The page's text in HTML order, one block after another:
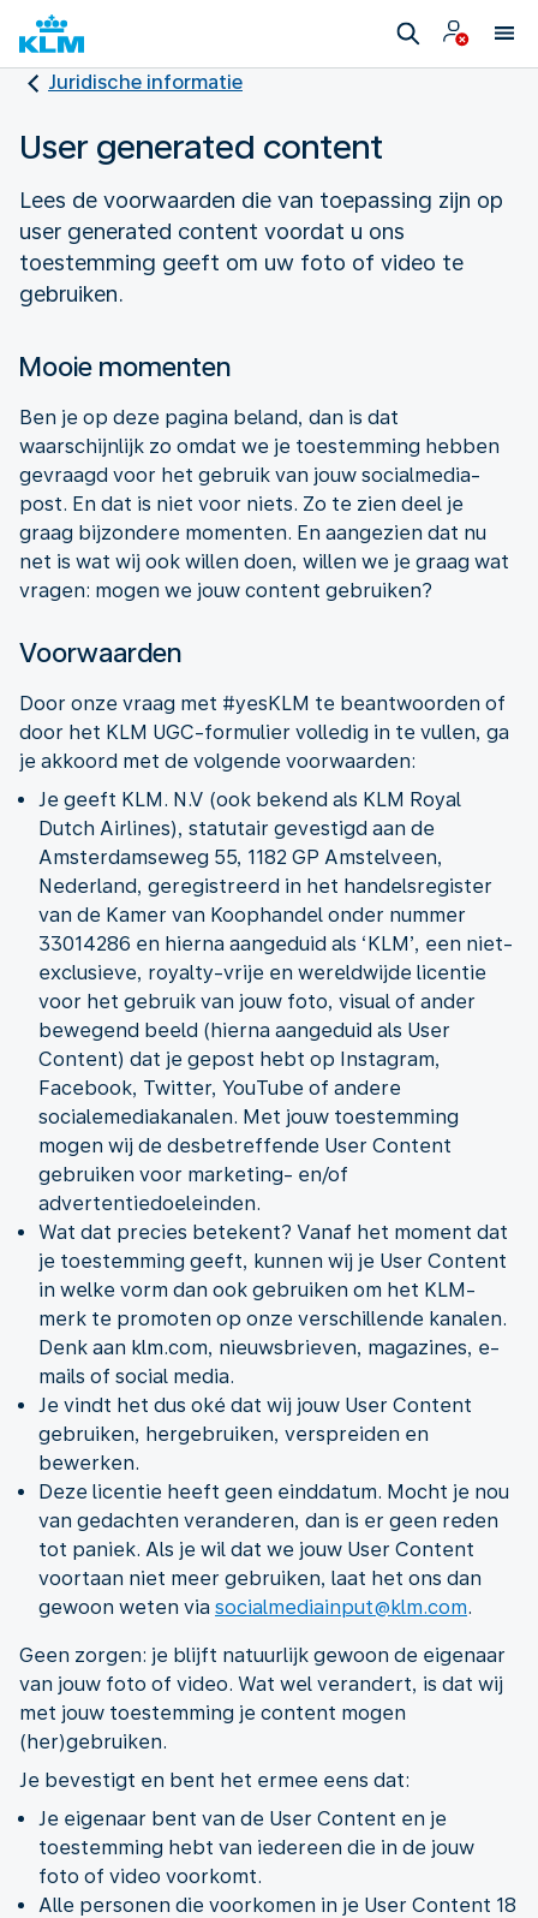
Juridische informatie
User generated content
Lees de voorwaarden die van toepassing zijn op
user generated content voordat u ons
toestemming geeft om uw foto of video te
gebruiken.
Mooie momenten
Ben je op deze pagina beland, dan is dat
waarschijnlijk zo omdat we je toestemming hebben
gevraagd voor het gebruik van jouw socialmedia-
post. En dat is niet voor niets. Zo te zien deel je
graag bijzondere momenten. En aangezien dat nu
net is wat wij ook willen doen, willen we je graag wat
vragen: mogen we jouw content gebruiken?
Voorwaarden
Door onze vraag met #yesKLM te beantwoorden of
door het KLM UGC-formulier volledig in te vullen, ga
je akkoord met de volgende voorwaarden:
Je geeft KLM. N.V (ook bekend als KLM Royal
Dutch Airlines), statutair gevestigd aan de
Amsterdamseweg 55, 1182 GP Amstelveen,
Nederland, geregistreerd in het handelsregister
van de Kamer van Koophandel onder nummer
33014286 en hierna aangeduid als ‘KLM’, een niet-
exclusieve, royalty-vrije en wereldwijde licentie
voor het gebruik van jouw foto, visual of ander
bewegend beeld (hierna aangeduid als User
Content) dat je gepost hebt op Instagram,
Facebook, Twitter, YouTube of andere
socialemediakanalen. Met jouw toestemming
mogen wij de desbetreffende User Content
gebruiken voor marketing- en/of
advertentiedoeleinden.
Wat dat precies betekent? Vanaf het moment dat
je toestemming geeft, kunnen wij je User Content
in welke vorm dan ook gebruiken om het KLM-
merk te promoten op onze verschillende kanalen.
Denk aan klm.com, nieuwsbrieven, magazines, e-
mails of social media.
Je vindt het dus oké dat wij jouw User Content
gebruiken, hergebruiken, verspreiden en
bewerken.
Deze licentie heeft geen einddatum. Mocht je nou
van gedachten veranderen, dan is er geen reden
tot paniek. Als je wil dat we jouw User Content
voortaan niet meer gebruiken, laat het ons dan
gewoon weten via socialmediainput@klm.com.
Geen zorgen: je blijft natuurlijk gewoon de eigenaar
van jouw foto of video. Wat wel verandert, is dat wij
met jouw toestemming je content mogen
(her)gebruiken.
Je bevestigt en bent het ermee eens dat:
Je eigenaar bent van de User Content en je
toestemming hebt van iedereen die in de jouw
foto of video voorkomt.
Alle personen die voorkomen in je User Content 18